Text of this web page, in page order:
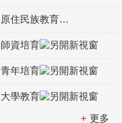
原住民族教育
師資培育
青年培育
大學教育
更多